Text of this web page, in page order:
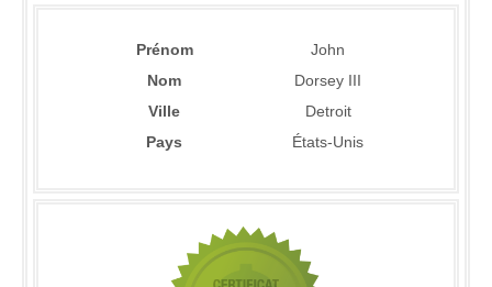
Prénom
John
Nom
Dorsey III
Ville
Detroit
Pays
États-Unis